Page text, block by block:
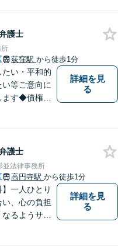
ります。
も対応可
WEB面談可】
護士
所
荻窪駅 から徒歩1分
い・平和的
等ご意向に
す◆債権回
負代金、売
お電話くだ
詳細を見
る
護士
並法律事務所
高円寺駅 から徒歩1分
】一人ひとり
、心の負担
るようサポ
詳細を見
る